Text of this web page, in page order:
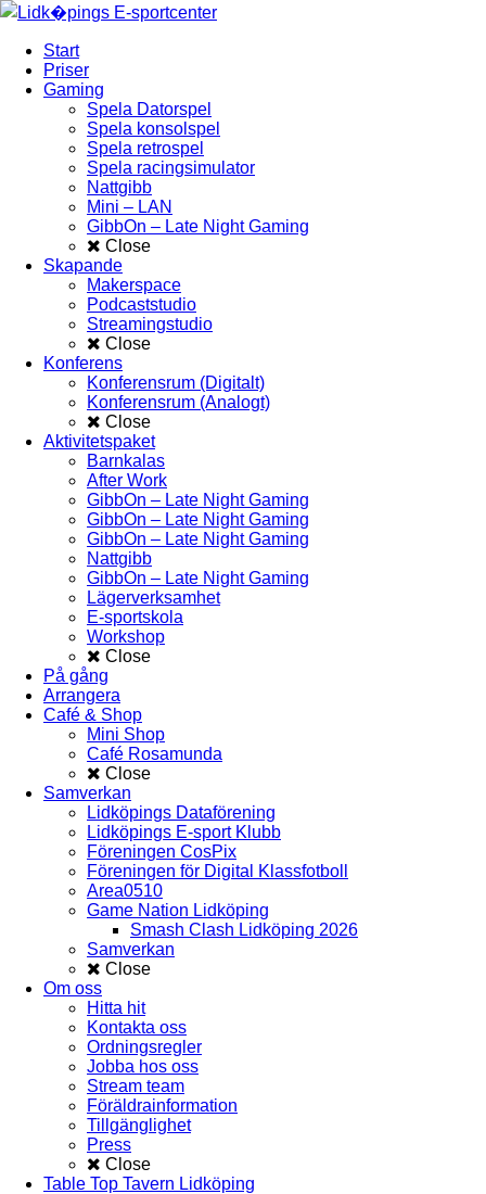
Start
Priser
Gaming
Spela Datorspel
Spela konsolspel
Spela retrospel
Spela racingsimulator
Nattgibb
Mini – LAN
GibbOn – Late Night Gaming
Close
Skapande
Makerspace
Podcaststudio
Streamingstudio
Close
Konferens
Konferensrum (Digitalt)
Konferensrum (Analogt)
Close
Aktivitetspaket
Barnkalas
After Work
GibbOn – Late Night Gaming
GibbOn – Late Night Gaming
GibbOn – Late Night Gaming
Nattgibb
GibbOn – Late Night Gaming
Lägerverksamhet
E-sportskola
Workshop
Close
På gång
Arrangera
Café & Shop
Mini Shop
Café Rosamunda
Close
Samverkan
Lidköpings Dataförening
Lidköpings E-sport Klubb
Föreningen CosPix
Föreningen för Digital Klassfotboll
Area0510
Game Nation Lidköping
Smash Clash Lidköping 2026
Samverkan
Close
Om oss
Hitta hit
Kontakta oss
Ordningsregler
Jobba hos oss
Stream team
Föräldrainformation
Tillgänglighet
Press
Close
Table Top Tavern Lidköping